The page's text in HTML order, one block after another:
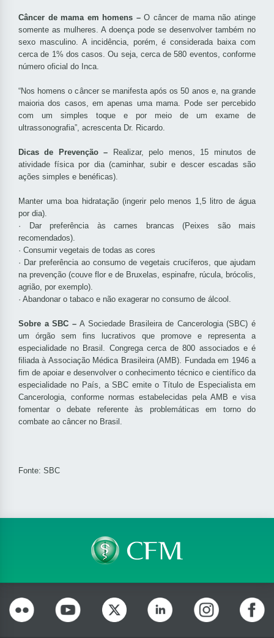
Câncer de mama em homens –O câncer de mama não atinge
somente as mulheres. A doença pode se desenvolver também no
sexo masculino. A incidência, porém, é considerada baixa com
cerca de 1% dos casos. Ou seja, cerca de 580 eventos, conforme
número oficial do Inca.
“Nos homens o câncer se manifesta após os 50 anos e, na grande
maioria dos casos, em apenas uma mama. Pode ser percebido
com um simples toque e por meio de um exame de
ultrassonografia”, acrescenta Dr. Ricardo.
Dicas de Prevenção –
Realizar, pelo menos, 15 minutos de
atividade física por dia (caminhar, subir e descer escadas são
ações simples e benéficas).
Manter uma boa hidratação (ingerir pelo menos 1,5 litro de água
por dia).
· Dar preferência às carnes brancas (Peixes são mais
recomendados).
· Consumir vegetais de todas as cores
· Dar preferência ao consumo de vegetais crucíferos, que ajudam
na prevenção (couve flor e de Bruxelas, espinafre, rúcula, brócolis,
agrião, por exemplo).
· Abandonar o tabaco e não exagerar no consumo de álcool.
Sobre a SBC –A Sociedade Brasileira de Cancerologia (SBC) é
um órgão sem fins lucrativos que promove e representa a
especialidade no Brasil. Congrega cerca de 800 associados e é
filiada à Associação Médica Brasileira (AMB). Fundada em 1946 a
fim de apoiar e desenvolver o conhecimento técnico e científico da
especialidade no País, a SBC emite o Título de Especialista em
Cancerologia, conforme normas estabelecidas pela AMB e visa
fomentar o debate referente às problemáticas em torno do
combate ao câncer no Brasil.
Fonte: SBC